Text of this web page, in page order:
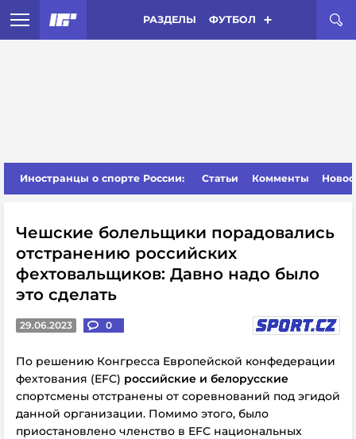
РАЗДЕЛЫ ФУТБОЛ
Иностранцы о спорте России: Статьи Комменты
Чешские болельщики порадовались
отстранению российских
фехтовальщиков: Давно надо было
это сделать
29.06.2023 0
По решению Конгресса Европейской конфедерации
фехтования (EFC) российские и белорусские
спортсмены отстранены от соревнований под эгидой
данной организации. Помимо этого, было
приостановлено членство в EFC национальных